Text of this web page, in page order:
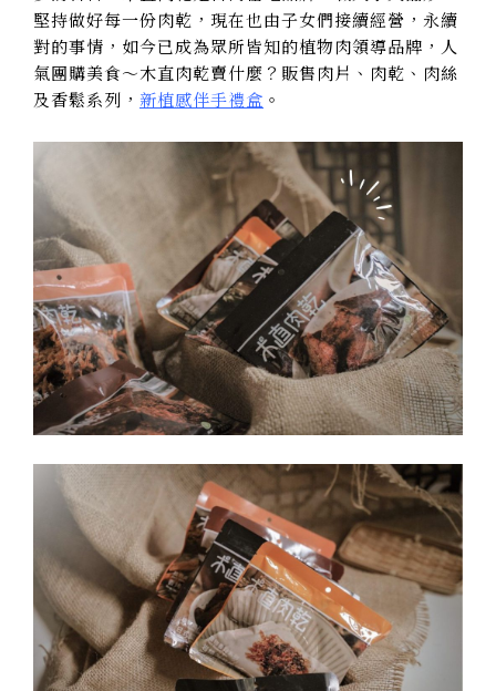
堅持做好每一份肉乾，現在也由子女們接續經營，永續
對的事情，如今已成為眾所皆知的植物肉領導品牌，人
氣團購美食～木直肉乾賣什麼？販售肉片、肉乾、肉絲
及香鬆系列， 新植感伴手禮盒 。